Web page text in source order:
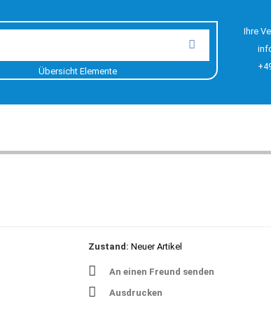
Übersicht Elemente
Ihre
Zustand: Neuer Artikel
An einen Freund senden
Ausdrucken